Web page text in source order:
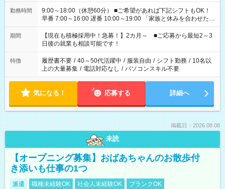
勤務時間
9:00～18:00（休憩60分） ■ご希望があれば下記シフトもOK！
早番 7:00～16:00 遅番 10:00～19:00 「家族と休みを合わせた
い」 「余裕を持って夕飯の準備がしたい」 「できれば残業はし
たくない」 など、ご希望を教えてくださいね。 ※Wワーク希望
の方へ 今ご覧のお仕事で希望する勤務時間と、もう1つのお仕事
の勤務時間。 合計で週40時間を超える場合は応募できません。
期間
【現在も積極採用中！急募！】2カ月～ ■ご応募から最短2～3
日後の就業も相談可能です！
特徴 履歴書不要 / 40～50代活躍中 / 服装自由 / シフト勤務 / 10名以
上の大量募集 / 電話対応なし / パソコンスキル不要
気になる！ 応募する 詳細へ
掲載日：2026.08.08
未読
【オープニング募集】おばあちゃんのお散歩付
き添いも仕事の1つ
派遣 職種未経験OK 社会人未経験OK
ブランクOK